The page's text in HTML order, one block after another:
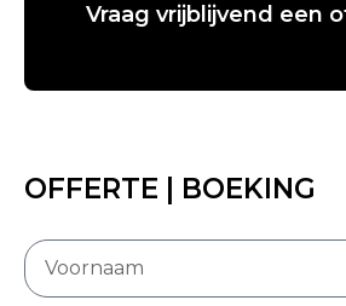
Vraag vrijblijvend een
OFFERTE | BOEKING